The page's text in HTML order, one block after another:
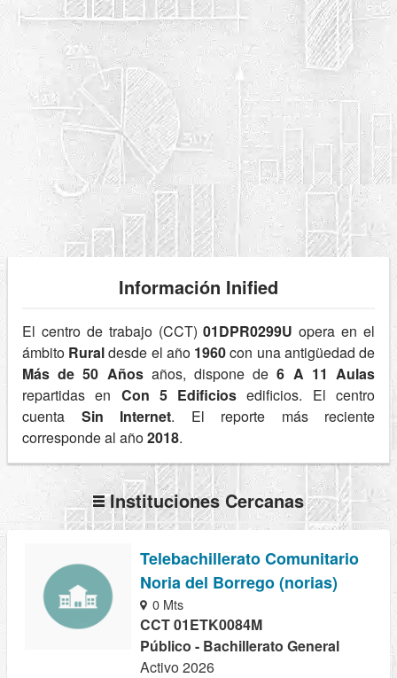
Información Inified
El centro de trabajo (CCT)01DPR0299U opera en el
ámbito Ruraldesde el año 1960con una antigüedad de
Más de 50 Añosaños, dispone de6 A 11 Aulas
repartidas en Con 5 Edificios edificios. El centro
cuenta Sin Internet. El reporte más reciente
corresponde al año2018.
Instituciones Cercanas
Telebachillerato Comunitario
Noria del Borrego (norias)
0 Mts
CCT 01ETK0084M
Público - Bachillerato General
Activo 2026